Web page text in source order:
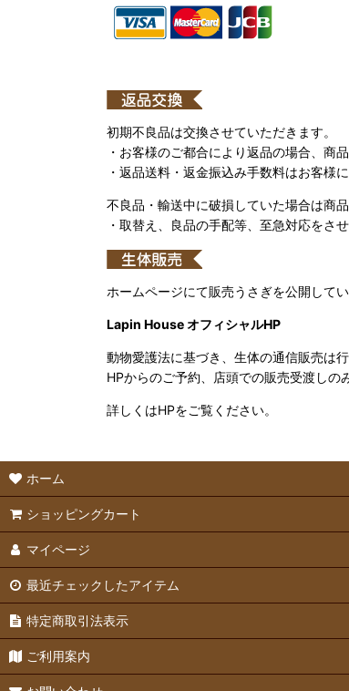
初期不良品は交換させていただきます。
・お客様のご都合により返品の場合、商
・返品送料・返金振込み手数料はお客様
不良品・輸送中に破損していた場合は商
・取替え、良品の手配等、至急対応をさ
ホームページにて販売うさぎを公開してい
Lapin House オフィシャルHP
動物愛護法に基づき、生体の通信販売は行
HPからのご予約、店頭での販売受渡しの
詳しくはHPをご覧ください。
ホーム
ショッピングカート
マイページ
最近チェックしたアイテム
特定商取引法表示
ご利用案内